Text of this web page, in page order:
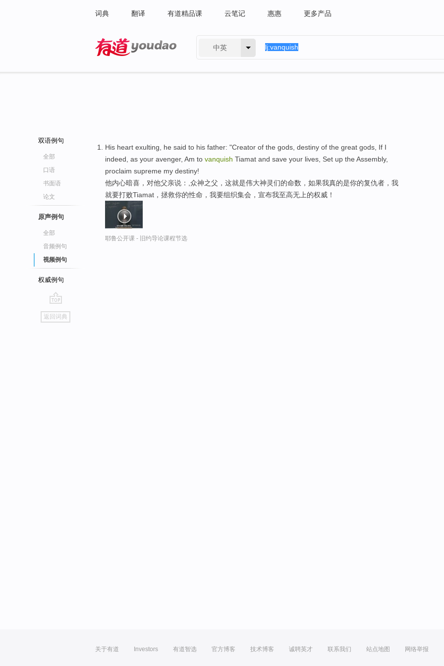
词典 翻译 有道精品课 云笔记 惠惠 更多产品
中英
双语例句
全部
口语
书面语
论文
原声例句
全部
音频例句
视频例句
权威例句
go
top
返回词典
His heart exulting, he said to his father: "Creator of the gods, destiny of the great gods, If I
indeed, as your avenger, Am to vanquish Tiamat and save your lives, Set up the Assembly,
proclaim supreme my destiny!
他内心暗喜，对他父亲说：,众神之父，这就是伟大神灵们的命数，如果我真的是你的复仇者，我
就要打败Tiamat，拯救你的性命，我要组织集会，宣布我至高无上的权威！
耶鲁公开课 - 旧约导论课程节选
关于有道 Investors 有道智选 官方博客 技术博客 诚聘英才 联系我们 站点地图 网络举报